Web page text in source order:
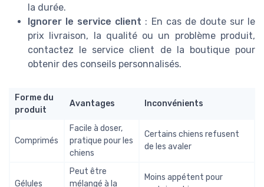
la durée.
Ignorer le service client : En cas de doute sur le
prix livraison, la qualité ou un problème produit,
contactez le service client de la boutique pour
obtenir des conseils personnalisés.
Forme du
produit
Avantages Inconvénients
Comprimés
Facile à doser,
pratique pour les
chiens
Certains chiens refusent
de les avaler
Gélules
Peut être
mélangé à la
Moins appétent pour